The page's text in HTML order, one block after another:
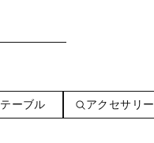
テーブル アクセサリー